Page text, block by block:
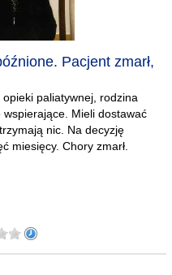
Pacjent zmarł,
paliatywnej, rodzina
wspierające. Mieli dostawać
nic. Na decyzję
miesięcy. Chory zmarł.